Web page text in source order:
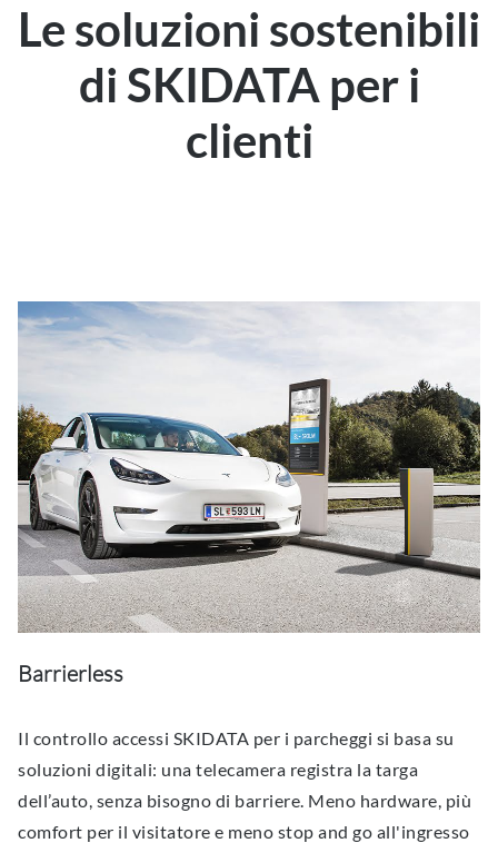
Le soluzioni sostenibili
di SKIDATA per i
clienti
Barrierless
Il controllo accessi SKIDATA per i parcheggi si basa su
soluzioni digitali: una telecamera registra la targa
dell’auto, senza bisogno di barriere. Meno hardware, più
comfort per il visitatore e meno stop and go all'ingresso